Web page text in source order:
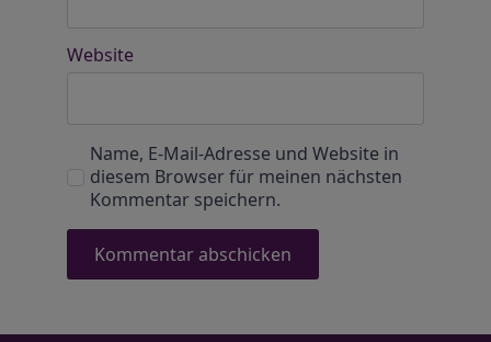
Website
Name, E-Mail-Adresse und Website in
diesem Browser für meinen nächsten
Kommentar speichern.